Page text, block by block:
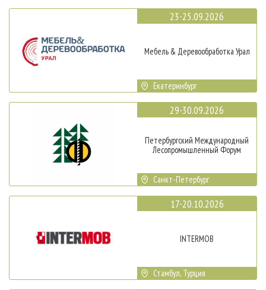
23-25.09.2026
Мебель & Деревообработка Урал
Екатеринбург
29-30.09.2026
Петербургский Международный
Лесопромышленный Форум
Санкт-Петербург
17-20.10.2026
INTERMOB
Стамбул, Турция